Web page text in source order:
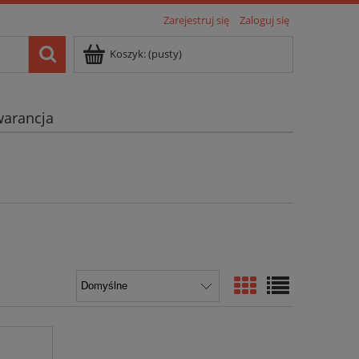
Zarejestruj się Zaloguj się
Koszyk:(pusty)